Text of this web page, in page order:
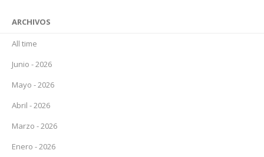
ARCHIVOS
All time
Junio - 2026
Mayo - 2026
Abril - 2026
Marzo - 2026
Enero - 2026